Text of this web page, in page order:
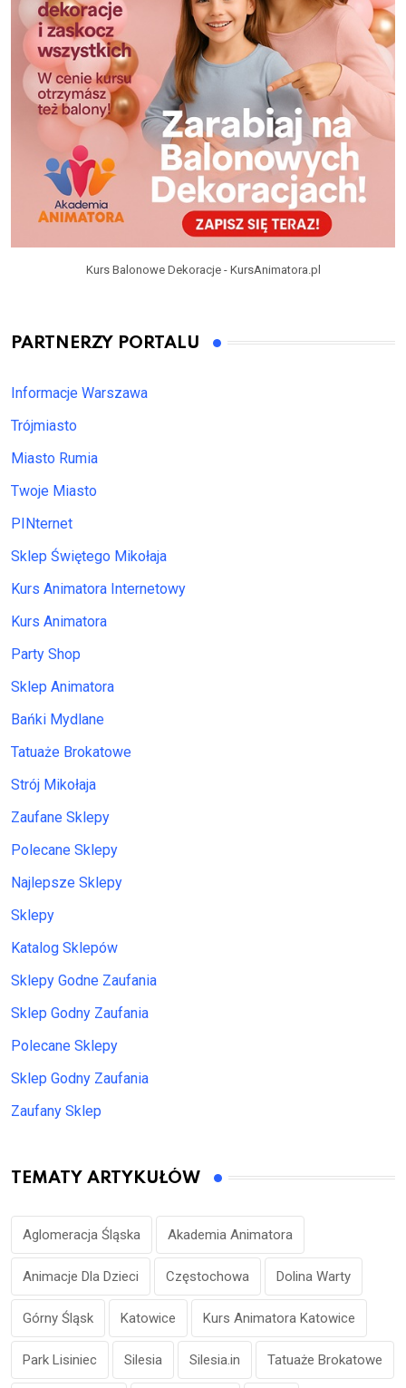
Kurs Balonowe Dekoracje - KursAnimatora.pl
PARTNERZY PORTALU
Informacje Warszawa
Trójmiasto
Miasto Rumia
Twoje Miasto
PINternet
Sklep Świętego Mikołaja
Kurs Animatora Internetowy
Kurs Animatora
Party Shop
Sklep Animatora
Bańki Mydlane
Tatuaże Brokatowe
Strój Mikołaja
Zaufane Sklepy
Polecane Sklepy
Najlepsze Sklepy
Sklepy
Katalog Sklepów
Sklepy Godne Zaufania
Sklep Godny Zaufania
Polecane Sklepy
Sklep Godny Zaufania
Zaufany Sklep
TEMATY ARTYKUŁÓW
Aglomeracja Śląska Akademia Animatora
Animacje Dla Dzieci Częstochowa Dolina Warty
Górny Śląsk Katowice Kurs Animatora Katowice
Park Lisiniec Silesia Silesia.in Tatuaże Brokatowe